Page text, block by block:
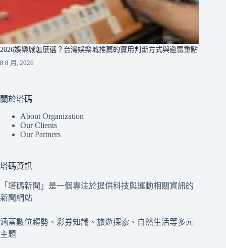
2026娛樂城怎麼選？台灣娛樂城推薦的實用判斷方式與避雷重點
8 8 月, 2026
關於塔碼
About Organization
Our Clients
Our Partners
塔碼資訊
「塔碼新聞」是一個專注於提供科技與運動相關資訊的
新聞網站
涵蓋數位趨勢、彩券知識、旅遊探索、自然生活等多元
主題